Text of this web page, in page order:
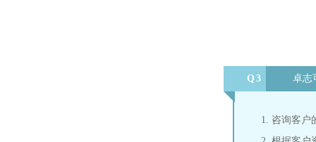
Q3 卓志
1. 咨询客户